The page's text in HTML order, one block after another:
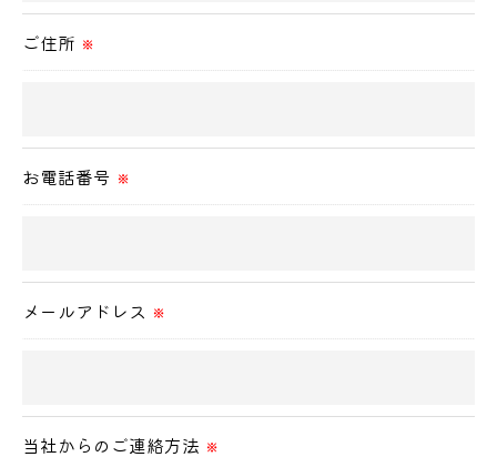
これらの委託先に対しては個人情報保護契約等の措
置をとり、適切な監督を行います。
当社では、個人情報の漏洩等がなされないよう、適
切に安全管理対策を実施します。
必要な情報を頂けない場合は、それに対応した当社
のサービスをご提供できない場合がございますので
予めご了承ください。
＜個人情報の開示･訂正・削除･利用停止の手続につ
いて＞
ご住所 ※
お電話番号 ※
メールアドレス ※
当社からのご連絡方法 ※